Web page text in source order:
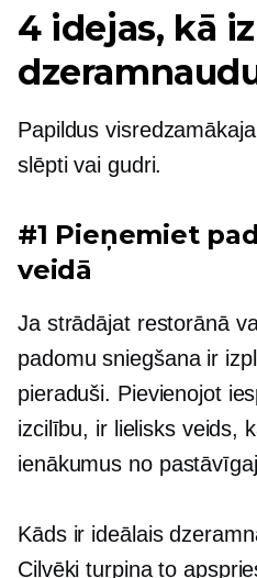
4 idejas, kā
Papildus
slēpti vai gudri.
#1 Pieņemiet
veidā
Ja strādājat restorānā
padomu sniegšana ir
pieraduši. Pievienojot
izcilību, ir lielisks veids,
ienākumus no
Kāds ir ideālais
Cilvēki turpina to